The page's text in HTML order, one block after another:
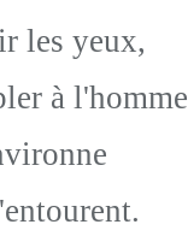
les yeux,
à l'homme